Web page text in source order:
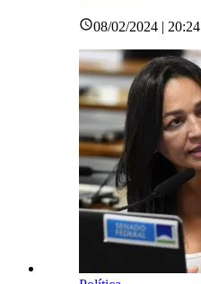
08/02/2024 | 20:24